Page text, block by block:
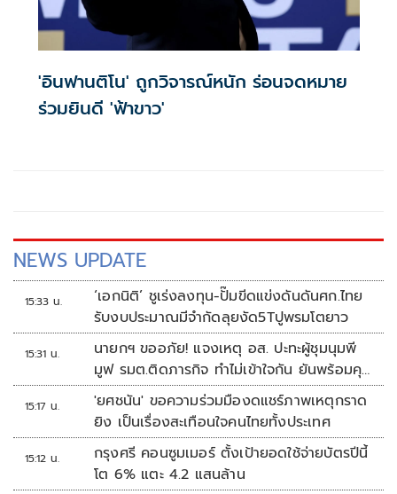
'อินฟานติโน' ถูกวิจารณ์หนัก ร่อนจดหมาย
ร่วมยินดี 'ฟ้าขาว'
NEWS UPDATE
15:33 น.
‘เอกนิติ’ ชูเร่งลงทุน-ปั๊มขีดแข่งดันดันศก.ไทย
รับงบประมาณมีจำกัดลุยงัด5Tปูพรมโตยาว
15:31 น.
นายกฯ ขออภัย! แจงเหตุ อส. ปะทะผู้ชุมนุมพี
มูฟ รมต.ติดภารกิจ ทำไม่เข้าใจกัน ยันพร้อมคุย
หาทางออก
15:17 น.
'ยศชนัน' ขอความร่วมมืองดแชร์ภาพเหตุกราด
ยิง เป็นเรื่องสะเทือนใจคนไทยทั้งประเทศ
15:12 น.
กรุงศรี คอนซูมเมอร์ ตั้งเป้ายอดใช้จ่ายบัตรปีนี้
โต 6% แตะ 4.2 แสนล้าน